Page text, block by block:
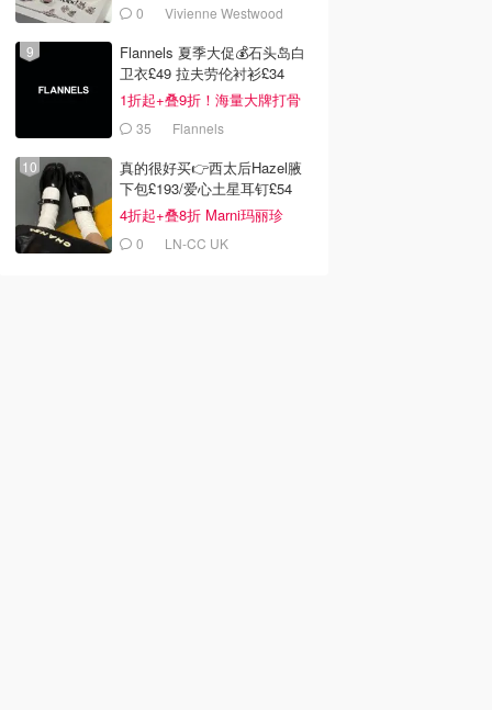
0 Vivienne Westwood
Flannels 夏季大促💰石头岛白
卫衣£49 拉夫劳伦衬衫£34
1折起+叠9折！海量大牌打骨
折！
35 Flannels
真的很好买👉西太后Hazel腋
下包£193/爱心土星耳钉£54
4折起+叠8折 Marni玛丽珍
£2120 LN-CC UK